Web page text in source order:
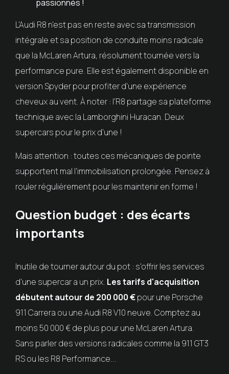
passionnés !
L'Audi R8 n'est pas en reste avec sa transmission
intégrale et sa position de conduite moins radicale
que la McLaren Artura, résolument tournée vers la
performance pure. Elle est également disponible en
version Spyder pour profiter d'une expérience
cheveux au vent. À noter : l'R8 partage sa plateforme
technique avec la Lamborghini Huracan. Deux
supercars pour le prix d'une !
Mais attention : toutes ces mécaniques de pointe
supportent mal l'immobilisation prolongée. Pensez à
rouler régulièrement pour les maintenir en forme !
Question budget : des écarts
importants
Inutile de tourner autour du pot : s'offrir les services
d'une supercar a un prix. Les tarifs d'acquisition
débutent autour de 200 000 €pour une Porsche
911 Carrera ou une Audi R8 V10 neuve. Comptez au
moins 50 000 € de plus pour une McLaren Artura.
Sans parler des versions radicales comme la 911 GT3
RS ou les R8 Performance...